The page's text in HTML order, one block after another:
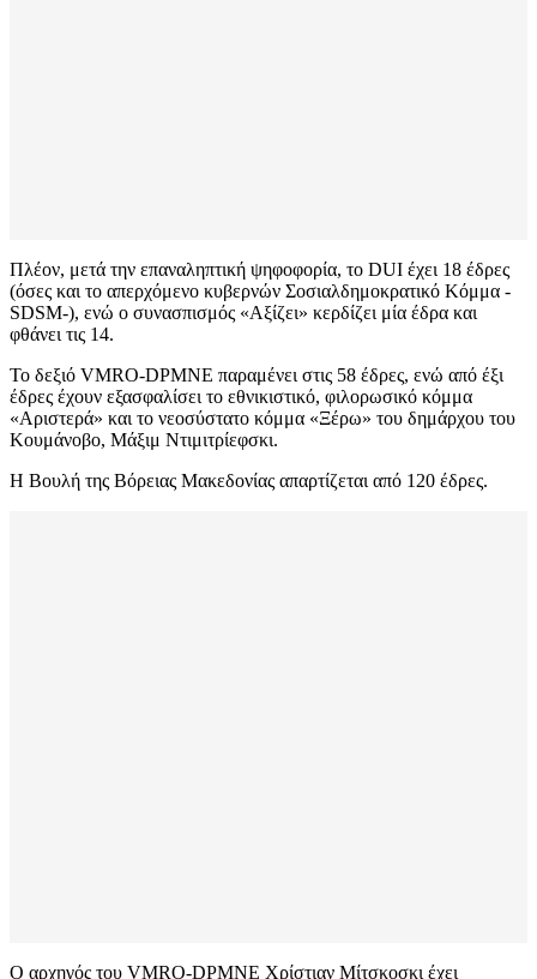
Πλέον, μετά την επαναληπτική ψηφοφορία, το DUI έχει 18 έδρες
(όσες και το απερχόμενο κυβερνών Σοσιαλδημοκρατικό Κόμμα -
SDSM-), ενώ ο συνασπισμός «Aξίζει» κερδίζει μία έδρα και
φθάνει τις 14.
Το δεξιό VMRO-DPMNE παραμένει στις 58 έδρες, ενώ από έξι
έδρες έχουν εξασφαλίσει το εθνικιστικό, φιλορωσικό κόμμα
«Αριστερά» και το νεοσύστατο κόμμα «Ξέρω» του δημάρχου του
Κουμάνοβο, Μάξιμ Ντιμιτρίεφσκι.
Η Βουλή της Βόρειας Μακεδονίας απαρτίζεται από 120 έδρες.
Ο αρχηγός του VMRO-DPMNE Χρίστιαν Μίτσκοσκι έχει